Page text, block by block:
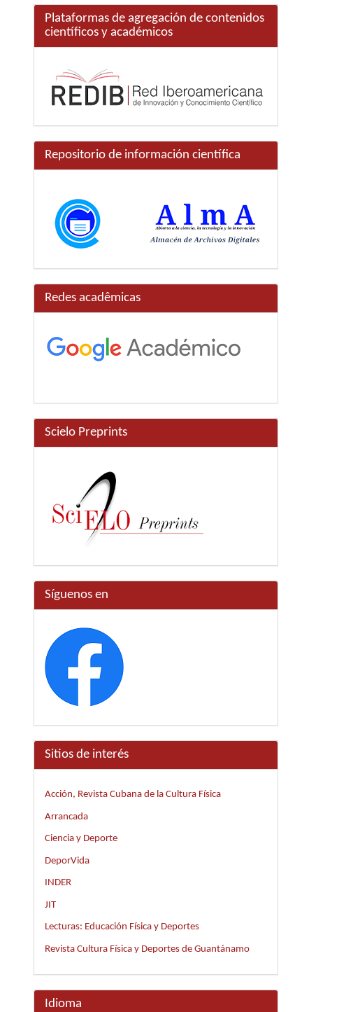
Plataformas de agregación de contenidos
científicos y académicos
Repositorio de información científica
Redes acadêmicas
Scielo Preprints
Síguenos en
Sitios de interés
Acción, Revista Cubana de la Cultura Física
Arrancada
Ciencia y Deporte
DeporVida
INDER
JIT
Lecturas: Educación Física y Deportes
Revista Cultura Física y Deportes de Guantánamo
Idioma